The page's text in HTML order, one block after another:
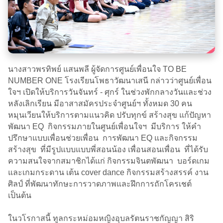
นางสาวพรทิพย์ แสนพลี ผู้จัดการศูนย์เพื่อนใจ TO BE
NUMBER ONE โรงเรียนโพธาวัฒนาเสนี กล่าวว่าศูนย์เพื่อน
ใจฯ เปิดให้บริการวันจันทร์ - ศุกร์ ในช่วงพักกลางวันและช่วง
หลังเลิกเรียน มีอาสาสมัครประจำศูนย์ฯ ทั้งหมด 30 คน
หมุนเวียนให้บริการตามแนวคิด ปรับทุกข์ สร้างสุข แก้ปัญหา
พัฒนา EQ กิจกรรมภายในศูนย์เพื่อนใจฯ มีบริการ ให้คำ
ปรึกษาแบบเพื่อนช่วยเพื่อน การพัฒนา EQ และกิจกรรม
สร้างสุข ที่มีรูปแบบแบบพี่สอนน้อง เพื่อนสอนเพื่อน ที่ได้รับ
ความสนใจจากสมาชิกได้แก่ กิจกรรมจินตพัฒนา บอร์ดเกม
และเกมกระดาน เต้น cover dance กิจกรรมสร้างสรรค์ งาน
ศิลป์ ที่พัฒนาทักษะการวาดภาพและฝึกการถักโครเชต์
เป็นต้น
ในวโรกาสนี้ ทูลกระหม่อมหญิงอุบลรัตนราชกัญญา สิริ